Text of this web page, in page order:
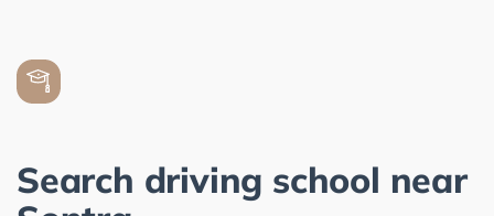
Search driving school near